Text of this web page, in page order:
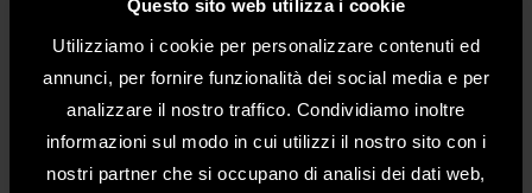
Questo sito web utilizza i cookie
Utilizziamo i cookie per personalizzare contenuti ed
annunci, per fornire funzionalità dei social media e per
analizzare il nostro traffico. Condividiamo inoltre
informazioni sul modo in cui utilizzi il nostro sito con i
nostri partner che si occupano di analisi dei dati web,
*Lima opzionale